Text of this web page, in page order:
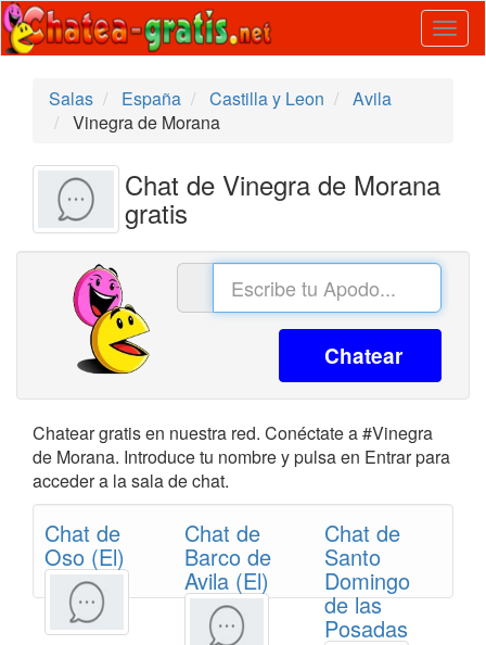
Salas
España Castilla y Leon
Avila
Vinegra de Morana
Chat de Vinegra de Morana
gratis
Chatear
Chatear gratis en nuestra red. Conéctate a #Vinegra
de Morana. Introduce tu nombre y pulsa en Entrar para
acceder a la sala de chat.
Chat de
Oso (El)
Chat de
Barco de
Avila (El)
Chat de
Santo
Domingo
de las
Posadas